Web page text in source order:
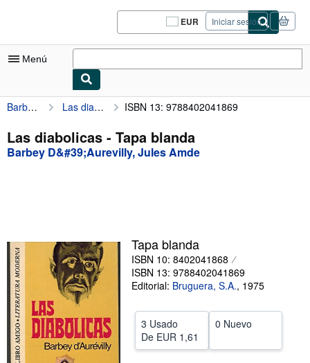
Pasar al contenido principal
EUR
Preferencias
de
del
Iniciar sesión
Menú
Mi cuenta
Consultar mis pedidos
Cerrar sesión
Arte y coleccionismo
Vendedores
Comenzar a vender
Ayuda
CERRAR
Barbey D&#39;Aurevilly, Jules Amde Las diabolicas ISBN 13: 9788402041869
Las diabolicas - Tapa blanda
Barbey D&#39;Aurevilly, Jules Amde
Tapa blanda
ISBN 10: 8402041868
ISBN 13: 9788402041869
Editorial: Bruguera, S.A., 1975
3 Usado
De EUR 1,61
0 Nuevo